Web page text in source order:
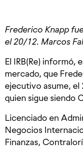
Frederico Knapp
el 20/12. Marcos
El IRB(Re) informó,
mercado, que
ejecutivo asume, el
quien sigue siendo
Licenciado en
Negocios
Finanzas,